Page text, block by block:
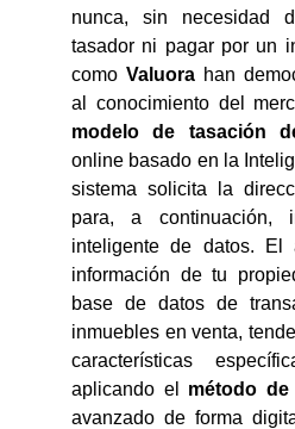
nunca, sin necesidad
tasador ni pagar por un
como Valuora han
al conocimiento del
modelo de tasación
online basado en la
sistema solicita la
para, a continuación,
inteligente de datos. El
información de tu
base de datos de
inmuebles en venta,
características
aplicando el método de
avanzado de forma